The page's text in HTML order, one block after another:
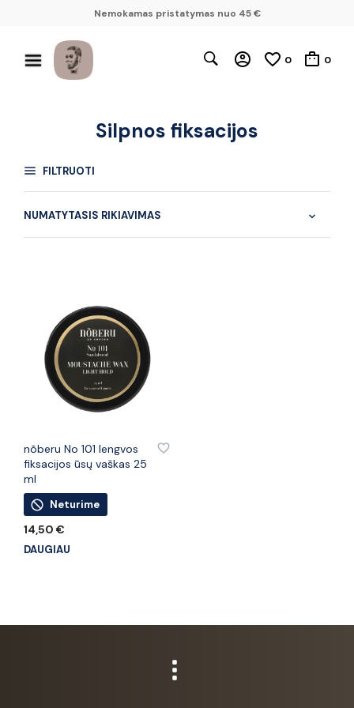
Nemokamas pristatymas nuo 45 €
0 0
Silpnos fiksacijos
FILTRUOTI
nõberu No 101 lengvos
fiksacijos ūsų vaškas 25
ml
Neturime
14,50 €
DAUGIAU